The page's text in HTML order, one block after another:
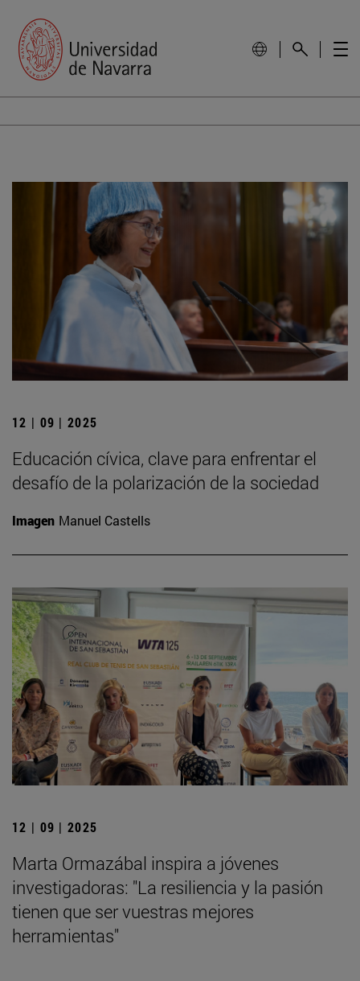
12 | 09 | 2025
Educación cívica, clave para enfrentar el
desafío de la polarización de la sociedad
Imagen Manuel Castells
12 | 09 | 2025
Marta Ormazábal inspira a jóvenes
investigadoras: "La resiliencia y la pasión
tienen que ser vuestras mejores
herramientas"